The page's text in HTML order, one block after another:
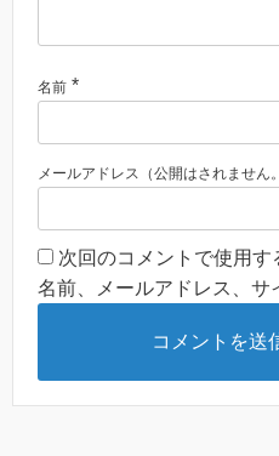
名前 *
メールアドレス（公開はされません
次回のコメントで使用
名前、メールアドレス、サ